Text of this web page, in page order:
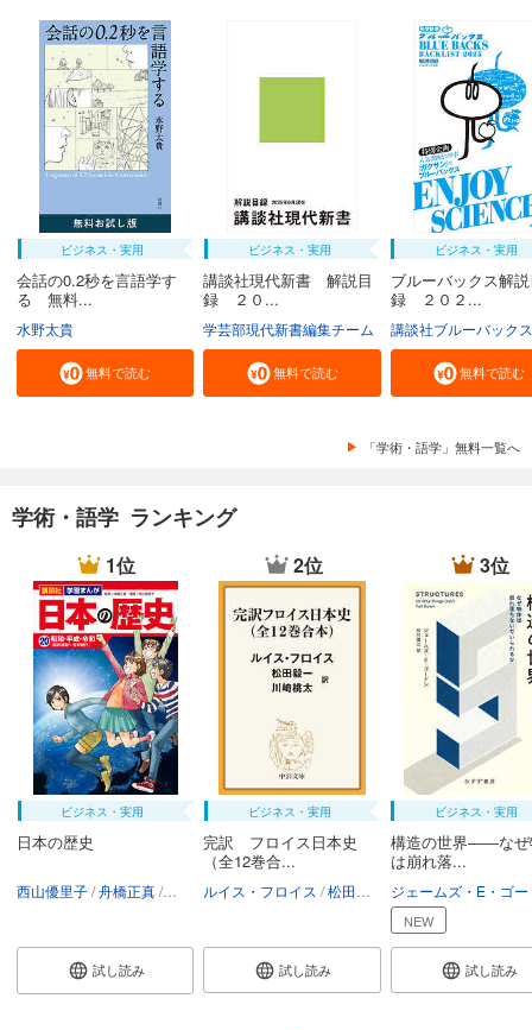
ビジネス・実用
会話の0.2秒を言語学す
る 無料...
水野太貴
無料で読む
ビジネス・実用
講談社現代新書 解説目
録 ２０...
学芸部現代新書編集チーム
無料で読む
ビジネス・実用
ブルーバックス解
録 ２０２...
講談社ブルーバックス
無料で読む
「学術・語学」無料一覧へ
学術・語学 ランキング
1位
ビジネス・実用
日本の歴史
西山優里子 舟橋正真 講談社
試し読み
2位
ビジネス・実用
完訳 フロイス日本史
（全12巻合...
ルイス・フロイス 松田毅一 川崎桃太
試し読み
3位
ビジネス・実用
構造の世界――なぜ
は崩れ落...
NEW
試し読み